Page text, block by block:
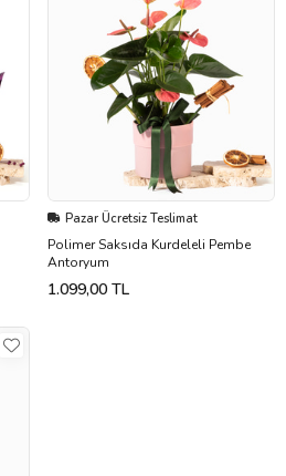
Pazar Ücretsiz Teslimat
Polimer Saksıda Kurdeleli Pembe
Antoryum
1.099,00 TL